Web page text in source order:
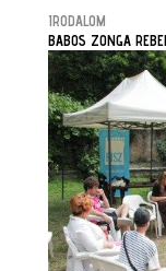
IRODALOM
BABOS ZONGA